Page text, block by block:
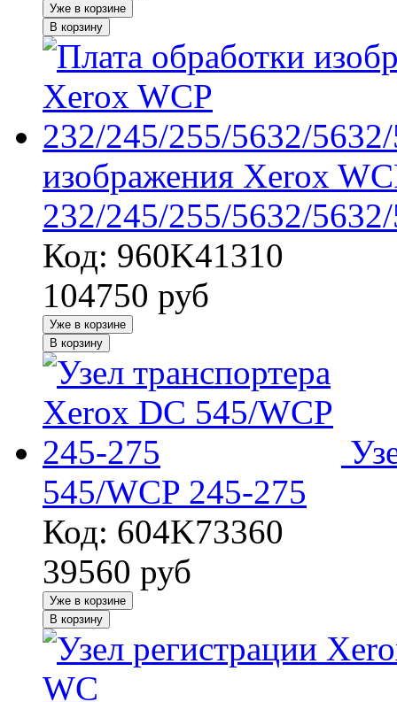
Уже в корзине
В корзину
изображения Xerox
232/245/255/5632/
Код: 960K41310
104750 руб
Уже в корзине
В корзину
545/WCP 245-275
Код: 604K73360
39560 руб
Уже в корзине
В корзину